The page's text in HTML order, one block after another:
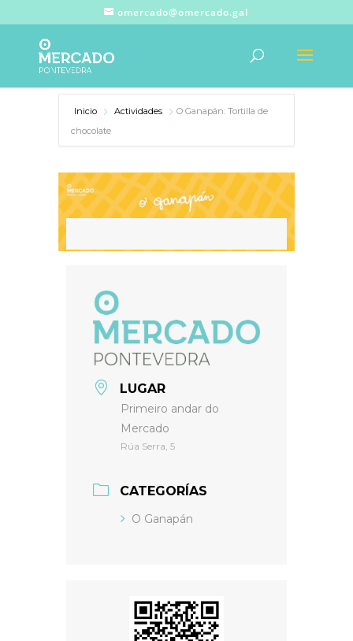
omercado@omercado.gal
Inicio Actividades
O Ganapán: Tortilla de
chocolate
LUGAR
Primeiro andar do
Mercado
Rúa Serra, 5
CATEGORÍAS
O Ganapán